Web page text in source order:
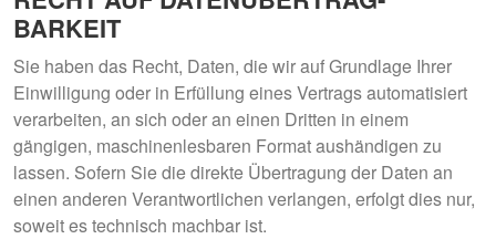
BARKEIT
Sie haben das Recht, Daten, die wir auf Grundlage Ihrer
Einwilligung oder in Erfüllung eines Vertrags automatisiert
verarbeiten, an sich oder an einen Dritten in einem
gängigen, maschinenlesbaren Format aushändigen zu
lassen. Sofern Sie die direkte Übertragung der Daten an
einen anderen Verantwortlichen verlangen, erfolgt dies nur,
soweit es technisch machbar ist.